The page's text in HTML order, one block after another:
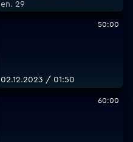
еп. 29
50:00
02.12.2023 / 01:50
60:00